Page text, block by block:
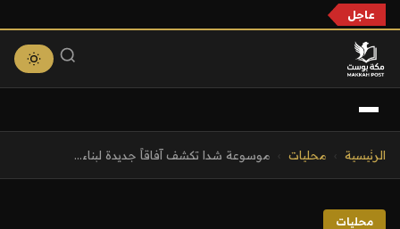
عاجل
الرئيسية محليات موسوعة شدا تكشف آفاقاً جديدة لبناء...
محليات